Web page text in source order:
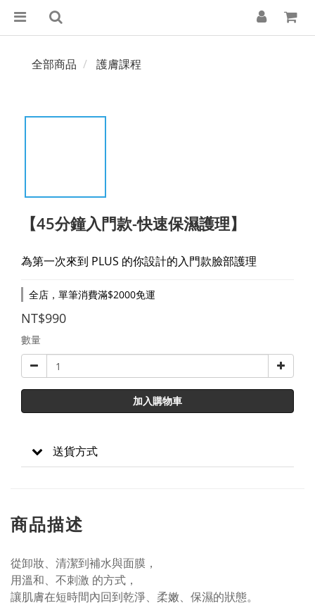
全部商品 護膚課程
【45分鐘入門款-快速保濕護理】
為第一次來到 PLUS 的你設計的入門款臉部護理
全店，單筆消費滿$2000免運
NT$990
數量
加入購物車
送貨方式
商品描述
從卸妝、清潔到補水與面膜，
用溫和、不刺激 的方式，
讓肌膚在短時間內回到乾淨、柔嫩、保濕的狀態。